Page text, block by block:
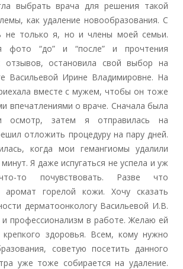
выбрать врача для решения такой
как удаление новообразования. С
не только я, но и члены моей семьи.
фото “до” и “после” и прочтения
отзывов, остановила свой выбор на
Васильевой Ирине Владимировне. На
вместе с мужем, чтобы он тоже
впечатлениями о враче. Сначала была
осмотр, затем я отправилась на
отложить процедуру на пару дней.
когда мои гемангиомы удалили
Я даже испугаться не успела и уж
то почувствовать. Разве что
аромат горелой кожи. Хочу сказать
дерматоонкологу Васильевой И.В.
и профессионализм в работе. Желаю ей
крепкого здоровья. Всем, кому нужно
советую посетить данного
уже тоже собирается на удаление.